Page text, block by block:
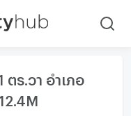
ร.วา อำเภอ